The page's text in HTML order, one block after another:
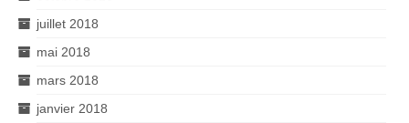
juillet 2018
mai 2018
mars 2018
janvier 2018